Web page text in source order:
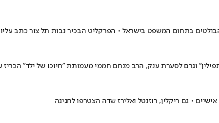
המושג "שיטת השקשוקה" והיה היועץ המשפטי לממשלה בשנות ה-80, היה מהבולטים בתחום המשפט בישראל • הפרקליט
וגרם לסערת ענק, הרב מנחם חממי מעמותת "חיוכו של ילד"
• גם ריקלין, רוזנטל ואלירז שדה הצטרפו לחגיגה